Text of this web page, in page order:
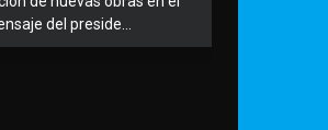
del preside...